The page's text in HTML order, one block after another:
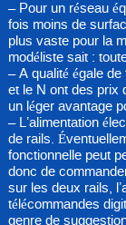
– Pour un réseau
fois moins de
plus vaste pour la
modéliste sait :
– A qualité égale
et le N ont des prix
un léger avantage
– L’alimentation
de rails.
fonctionnelle peut
donc de
sur les deux rails,
télécommandes
genre de